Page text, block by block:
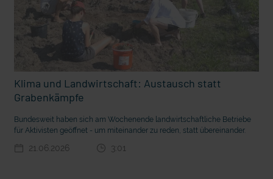
Vorhang auf für Kinderzirkus Giovanni
Klima und Landwirtschaft: Austausch statt
Grabenkämpfe
Bundesweit haben sich am Wochenende landwirtschaftliche Betriebe
für Aktivisten geöffnet - um miteinander zu reden, statt übereinander.
21.06.2026 3:01